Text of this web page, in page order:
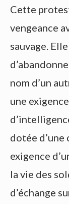
Cette
vengeance
sauvage.
nom d’un
une
dotée
exigence
la vie des
d’échange